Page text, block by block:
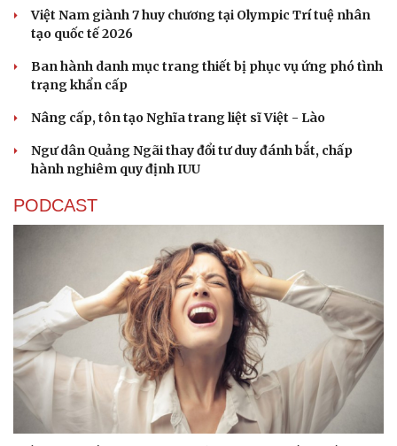
Văn hóa
Sân khấu - Điện ảnh
Văn học
Di sản
Giải trí
Nghệ sĩ
Việt Nam giành 7 huy chương tại Olympic Trí tuệ nhân
tạo quốc tế 2026
Ban hành danh mục trang thiết bị phục vụ ứng phó tình
trạng khẩn cấp
Nâng cấp, tôn tạo Nghĩa trang liệt sĩ Việt - Lào
Ngư dân Quảng Ngãi thay đổi tư duy đánh bắt, chấp
hành nghiêm quy định IUU
PODCAST